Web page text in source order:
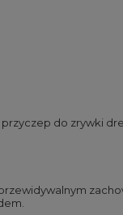
do zrywki